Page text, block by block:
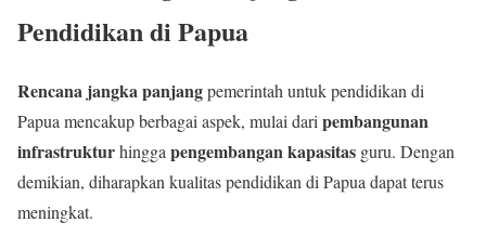
Pendidikan di Papua
Rencana jangka panjangpemerintah untuk pendidikan di
Papua mencakup berbagai aspek, mulai dari pembangunan
infrastrukturhingga pengembangan kapasitas guru. Dengan
demikian, diharapkan kualitas pendidikan di Papua dapat terus
meningkat.